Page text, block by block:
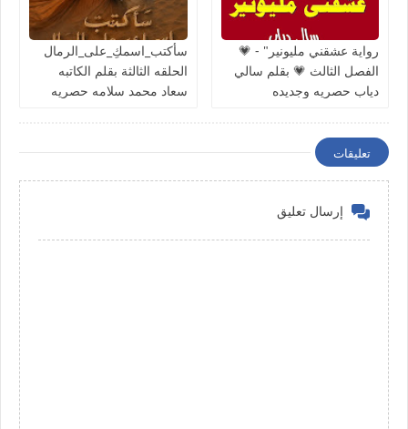
رواية عشقني مليونير" - 💗
الفصل الثالث 💗 بقلم سالي
دياب حصريه وجديده
سأكتب_اسمكِ_على_الرمال
الحلقه الثالثة بقلم الكاتبه
سعاد محمد سلامه حصريه
تعليقات
إرسال تعليق